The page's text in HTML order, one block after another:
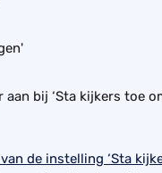
aan bij ‘Sta kijkers toe